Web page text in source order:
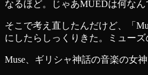
なるほど。じゃあMUEDは何なん
そこで考え直したんだけど、「
にしたらしっくりきた。ミューズ
Muse、ギリシャ神話の音楽の女神